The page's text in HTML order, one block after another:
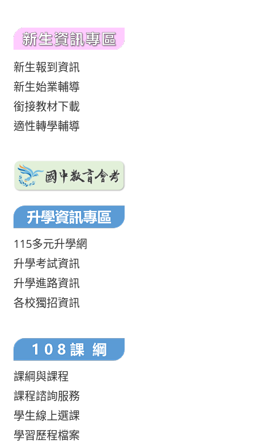
新生報到資訊
新生始業輔導
銜接教材下載
適性轉學輔導
115多元升學網
升學考試資訊
升學進路資訊
各校獨招資訊
課綱與課程
課程諮詢服務
學生線上選課
學習歷程檔案